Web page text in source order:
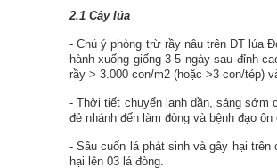
2.1 Cây lúa
- Chú ý phòng trừ rầy nâu trên DT lúa
hành xuống giống 3-5 ngày sau đỉnh
rầy > 3.000 con/m2 (hoặc >3 con/tép)
-Thời tiết chuyển lạnh dần, sáng sớm
đẻ nhánh đến làm đòng và bệnh đạo
-Sâu cuốn lá phát sinh và gây hại
hại lên 03 lá đòng.